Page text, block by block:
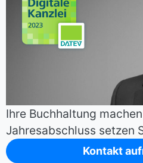
Ihre Buchhaltung
Jahresabschluss setzen
Kontakt